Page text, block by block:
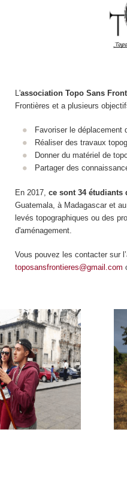
L'association Topo Sans
Frontières et a plusieurs
Favoriser le déplacement
Réaliser des travaux
Donner du matériel de
Partager des
En 2017, ce sont 34
Guatemala, à Madagascar et
levés topographiques ou des
d'aménagement.
Vous pouvez les contacter sur
toposansfrontieres@gmail.com